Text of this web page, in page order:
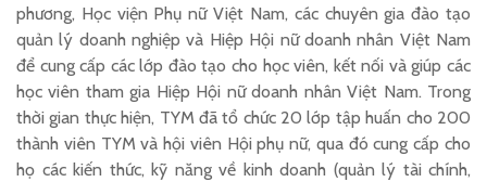
phương, Học viện Phụ nữ Việt Nam, các chuyên gia đào tạo
quản lý doanh nghiệp và Hiệp Hội nữ doanh nhân Việt Nam
để cung cấp các lớp đào tạo cho học viên, kết nối và giúp các
học viên tham gia Hiệp Hội nữ doanh nhân Việt Nam. Trong
thời gian thực hiện, TYM đã tổ chức 20 lớp tập huấn cho 200
thành viên TYM và hội viên Hội phụ nữ, qua đó cung cấp cho
họ các kiến thức, kỹ năng về kinh doanh (quản lý tài chính,